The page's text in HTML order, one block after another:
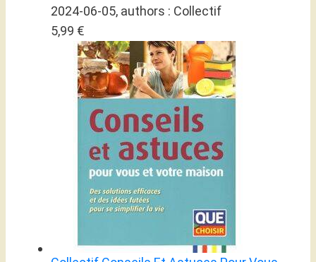
2024-06-05, authors : Collectif
5,99 €